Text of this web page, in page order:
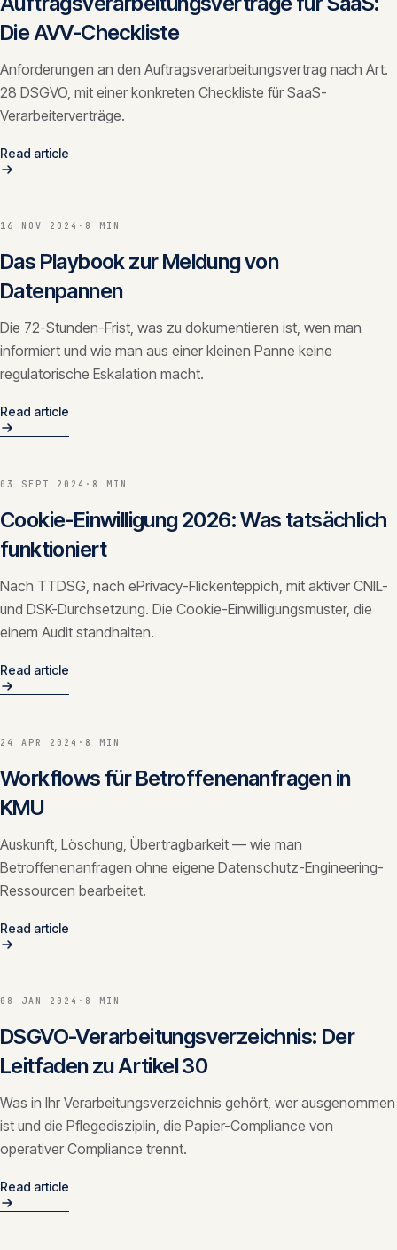
Die AVV-Checkliste
Anforderungen an den Auftragsverarbeitungsvertrag nach Art.
28 DSGVO, mit einer konkreten Checkliste für SaaS-
Verarbeiterverträge.
Read article
16 NOV 2024 · 8 MIN
Das Playbook zur Meldung von
Datenpannen
Die 72-Stunden-Frist, was zu dokumentieren ist, wen man
informiert und wie man aus einer kleinen Panne keine
regulatorische Eskalation macht.
Read article
03 SEPT 2024 · 8 MIN
Cookie-Einwilligung 2026: Was tatsächlich
funktioniert
Nach TTDSG, nach ePrivacy-Flickenteppich, mit aktiver CNIL-
und DSK-Durchsetzung. Die Cookie-Einwilligungsmuster, die
einem Audit standhalten.
Read article
24 APR 2024 · 8 MIN
Workflows für Betroffenenanfragen in
KMU
Auskunft, Löschung, Übertragbarkeit — wie man
Betroffenenanfragen ohne eigene Datenschutz-Engineering-
Ressourcen bearbeitet.
Read article
08 JAN 2024 · 8 MIN
DSGVO-Verarbeitungsverzeichnis: Der
Leitfaden zu Artikel 30
Was in Ihr Verarbeitungsverzeichnis gehört, wer ausgenommen
ist und die Pflegedisziplin, die Papier-Compliance von
operativer Compliance trennt.
Read article